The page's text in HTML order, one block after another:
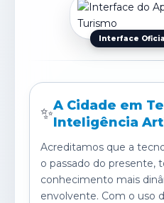
Interface
✨A Cidade em
Inteligência
Acreditamos que a
o passado do presente,
conhecimento mais
envolvente. Com o uso